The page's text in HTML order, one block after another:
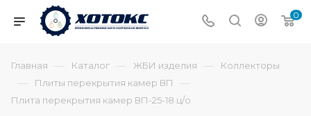
0
Главная — Каталог — ЖБИ изделия — Коллекторы
— Плиты перекрытия камер ВП —
Плита перекрытия камер ВП-25-18 ц/о